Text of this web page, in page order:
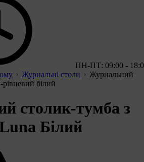
ПН-ПТ: 09:00 -
Журнальні столи
Журнальний
білий
столик-тумба з
Білий